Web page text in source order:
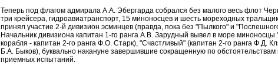
Теперь под флагом адмирала А.А. Эбергарда собрался без малого весь флот
три крейсера, гидроавиатранспорт, 15 миноносцев и шесть мореходных
принял участие 2-й дивизион эсминцев (правда, пока без "Пылкого" и
Начальник дивизиона капитан 1-го ранга А.В. Зарудный вывел в море
корабля - капитан 2-го ранга Ф.О. Старк), "Счастливый" (капитан 2-го ранга Ф.Д.
Б.А. Быков), буквально накануне завершившие сокращенную по
приемных испытаний.